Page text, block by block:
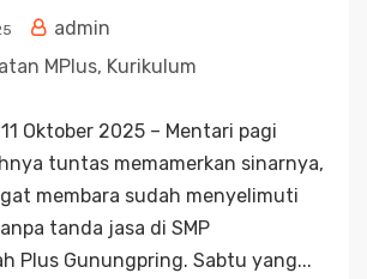
admin
MPlus, Kurikulum
Oktober 2025 – Mentari pagi
tuntas memamerkan sinarnya,
membara sudah menyelimuti
tanda jasa di SMP
Plus Gunungpring. Sabtu yang...